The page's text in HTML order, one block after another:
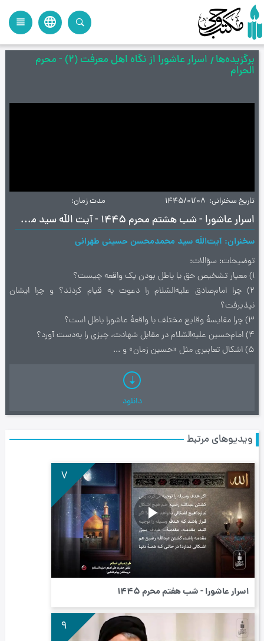
language
view_headline
برگزیده‌ها اسرار عاشورا از نگاه اهل معرفت (2) - محرم
الحرام
تاریخ سخنرانی مدت زمان
اسرار عاشورا - شب هشتم محرم ۱۴۴۵ - آیت‌ الله سید محمد محسن طهرانی
سخنران آیت‌اللَه سید محمدمحسن حسینی طهرانی
توضیحات سؤالات:
۱) معیار تشخیص حق یا باطل بودن یک واقعه چیست؟
2) چرا امام‌صادق علیه‌السّلام را دعوت به قیام کردند؟ و چرا ایشان
نپذیرفت؟
3) چرا مقایسهٔ وقایع مختلف با واقعهٔ عاشورا باطل است؟
4) امام‌حسین علیه‌السّلام در مقابل شهادت، چیزی را به‌دست آورد؟
5) اشکال تعابیری مثل «حسین زمان» و ...
دانلود
ویدیوهای مرتبط
7
اسرار عاشورا - شب هفتم محرم ۱۴۴۵
9